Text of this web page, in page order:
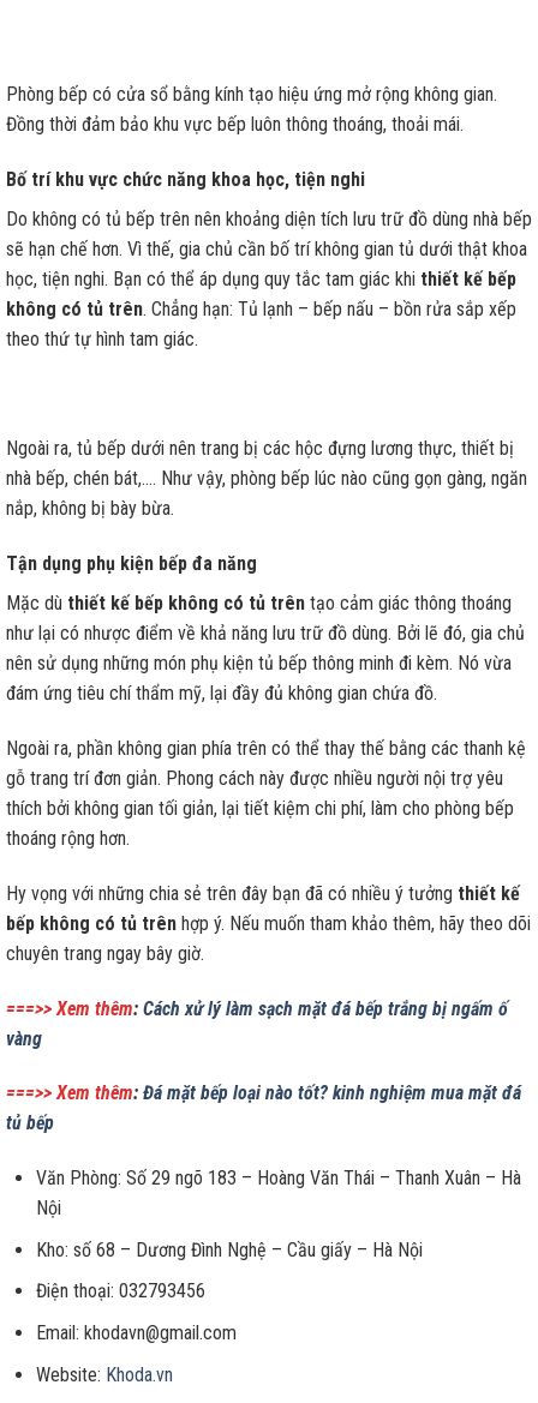
Phòng bếp có cửa sổ bằng kính tạo hiệu ứng mở rộng không gian.
Đồng thời đảm bảo khu vực bếp luôn thông thoáng, thoải mái.
Bố trí khu vực chức năng khoa học, tiện nghi
Do không có tủ bếp trên nên khoảng diện tích lưu trữ đồ dùng nhà bếp
sẽ hạn chế hơn. Vì thế, gia chủ cần bố trí không gian tủ dưới thật khoa
học, tiện nghi. Bạn có thể áp dụng quy tắc tam giác khi thiết kế bếp
không có tủ trên. Chẳng hạn: Tủ lạnh – bếp nấu – bồn rửa sắp xếp
theo thứ tự hình tam giác.
Ngoài ra, tủ bếp dưới nên trang bị các hộc đựng lương thực, thiết bị
nhà bếp, chén bát,…. Như vậy, phòng bếp lúc nào cũng gọn gàng, ngăn
nắp, không bị bày bừa.
Tận dụng phụ kiện bếp đa năng
Mặc dù thiết kế bếp không có tủ trên tạo cảm giác thông thoáng
như lại có nhược điểm về khả năng lưu trữ đồ dùng. Bởi lẽ đó, gia chủ
nên sử dụng những món phụ kiện tủ bếp thông minh đi kèm. Nó vừa
đám ứng tiêu chí thẩm mỹ, lại đầy đủ không gian chứa đồ.
Ngoài ra, phần không gian phía trên có thể thay thế bằng các thanh kệ
gỗ trang trí đơn giản. Phong cách này được nhiều người nội trợ yêu
thích bởi không gian tối giản, lại tiết kiệm chi phí, làm cho phòng bếp
thoáng rộng hơn.
Hy vọng với những chia sẻ trên đây bạn đã có nhiều ý tưởng thiết kế
bếp không có tủ trên hợp ý. Nếu muốn tham khảo thêm, hãy theo dõi
chuyên trang ngay bây giờ.
===>> Xem thêm: Cách xử lý làm sạch mặt đá bếp trắng bị ngấm ố
vàng
===>> Xem thêm: Đá mặt bếp loại nào tốt? kinh nghiệm mua mặt đá
tủ bếp
Văn Phòng: Số 29 ngõ 183 – Hoàng Văn Thái – Thanh Xuân – Hà
Nội
Kho: số 68 – Dương Đình Nghệ – Cầu giấy – Hà Nội
Điện thoại: 032793456
Email: khodavn@gmail.com
Website: Khoda.vn